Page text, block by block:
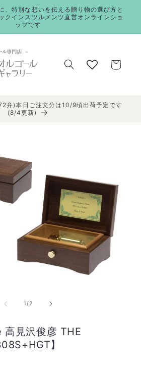
、特別な想いを伝える贈り物の選び方と
クインスツルメンツ直営オンラインショ
ップです
ー
弁)本日ご注文分は10/9頃出荷予定です
(8/4更新)
1/の
2
見沢俊彦 THE
】